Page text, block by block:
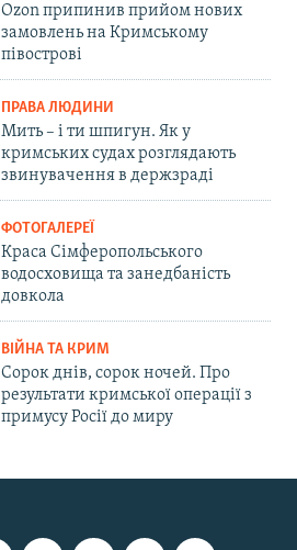
Ozon припинив прийом нових
замовлень на Кримському
півострові
ПРАВА ЛЮДИНИ
Мить – і ти шпигун. Як у
кримських судах розглядають
звинувачення в держзраді
ФОТОГАЛЕРЕЇ
Краса Сімферопольського
водосховища та занедбаність
довкола
ВІЙНА ТА КРИМ
Сорок днів, сорок ночей. Про
результати кримської операції з
примусу Росії до миру